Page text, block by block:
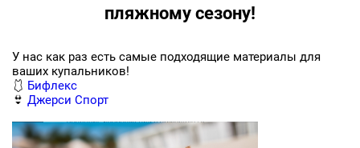
пляжному сезону!
У нас как раз есть самые подходящие материалы для
ваших купальников!
🩱 Бифлекс
👙 Джерси Спорт